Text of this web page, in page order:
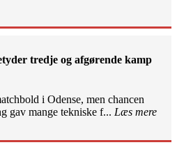
tredje og afgørende kamp
i Odense, men chancen
gav mange tekniske f... Læs mere